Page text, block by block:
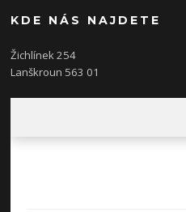
KDE NÁS NAJDETE
Žichlínek 254
Lanškroun 563 01